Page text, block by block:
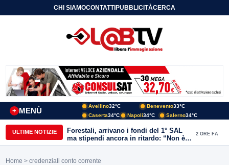
CHI SIAMOCONTATTIPUBBLICITÀCERCA
MENÙ
+
Avellino32°C Benevento33°C
Caserta34°C Napoli34°C Salerno34°C
ULTIME NOTIZIE
Forestali, arrivano i fondi del 1° SAL
ma stipendi ancora in ritardo: “Non è
più sostenibile”
2 ORE FA
Home > credenziali conto corrente